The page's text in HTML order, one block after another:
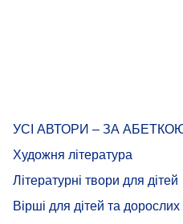
УСІ АВТОРИ – ЗА
Художня література
Літературні твори для дітей
Вірші для дітей та